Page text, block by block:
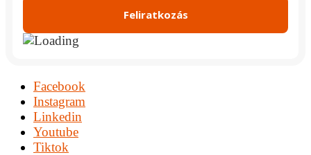
Facebook
Instagram
Linkedin
Youtube
Tiktok